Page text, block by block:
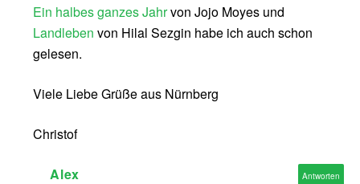
Ein halbes ganzes Jahrvon Jojo Moyes und
Landleben von Hilal Sezgin habe ich auch schon
gelesen.
Viele Liebe Grüße aus Nürnberg
Christof
Alex Antworten